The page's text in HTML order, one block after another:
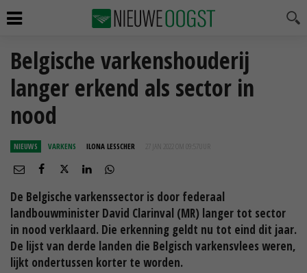
Belgische varkenshouderij
langer erkend als sector in
nood
NIEUWS VARKENS ILONA LESSCHER 27 JAN 2022 OM 09:57
De Belgische varkenssector is door federaal
landbouwminister David Clarinval (MR) langer tot sector
in nood verklaard. Die erkenning geldt nu tot eind dit jaar.
De lijst van derde landen die Belgisch varkensvlees weren,
lijkt ondertussen korter te worden.